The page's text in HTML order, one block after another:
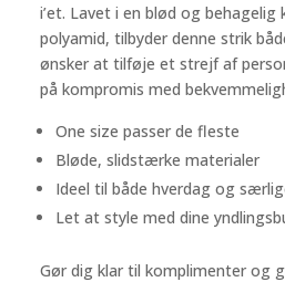
i’et. Lavet i en blød og
polyamid, tilbyder denne strik
ønsker at tilføje et strejf af
på kompromis med
One size passer de fleste
Bløde, slidstærke materialer
Ideel til både hverdag og
Let at style med dine
Gør dig klar til komplimenter og